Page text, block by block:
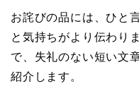
お詫びの品には、ひと
と気持ちがより伝わり
で、失礼のない短い文
紹介します。